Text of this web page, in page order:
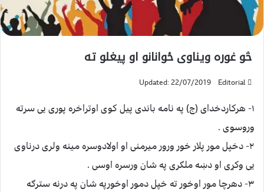
څو غوره ویناوی ځوانانو او پیغلو ته
Editorial
Updated: 22/07/2019
۱- هرکاردخدای (ج) په نامه باندی پیل کوی اوتراخره پوری یی سرته
وروسوی .
۲- دخپل مور پلار خور ورور میرمنی او اولادوسره مینه ولری درناوی
یی وکړی او دښه ملګری په شان ورسره اوسی .
۳- دهرچا مور اوخور ته خپل دمور اوخورپه شان په درنه سترګه